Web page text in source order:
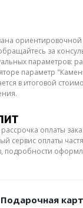
за
параметров:
параметр
в итоговой
оплаты
сервис оплаты
подробности
Подарочная